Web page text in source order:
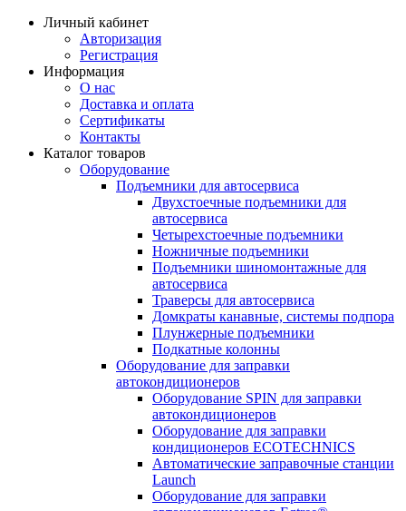
Личный кабинет
Авторизация
Регистрация
Информация
О нас
Доставка и оплата
Сертификаты
Контакты
Каталог товаров
Оборудование
Подъемники для автосервиса
Двухстоечные подъемники для
автосервиса
Четырехстоечные подъемники
Ножничные подъемники
Подъемники шиномонтажные для
автосервиса
Траверсы для автосервиса
Домкраты канавные, системы подпора
Плунжерные подъемники
Подкатные колонны
Оборудование для заправки
автокондиционеров
Оборудование SPIN для заправки
автокондиционеров
Оборудование для заправки
кондиционеров ECOTECHNICS
Автоматические заправочные станции
Launch
Оборудование для заправки